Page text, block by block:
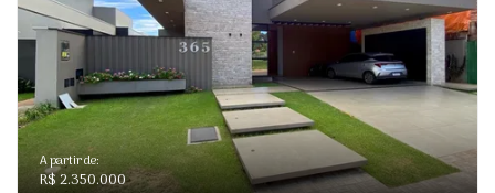
A partir de:
R$ 2.350.000